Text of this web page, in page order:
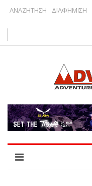
ΑΝΑΖΗΤΗΣΗ ΔΙΑΦΗΜΙΣΗ